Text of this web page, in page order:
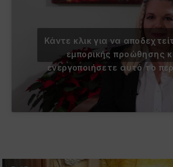
Κάντε κλικ για να
εμπορικής προώθησης
ενεργοποιήσετε αυτό το